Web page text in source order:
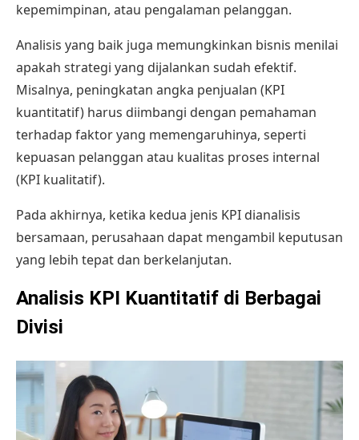
kepemimpinan, atau pengalaman pelanggan.
Analisis yang baik juga memungkinkan bisnis menilai
apakah strategi yang dijalankan sudah efektif.
Misalnya, peningkatan angka penjualan (KPI
kuantitatif) harus diimbangi dengan pemahaman
terhadap faktor yang memengaruhinya, seperti
kepuasan pelanggan atau kualitas proses internal
(KPI kualitatif).
Pada akhirnya, ketika kedua jenis KPI dianalisis
bersamaan, perusahaan dapat mengambil keputusan
yang lebih tepat dan berkelanjutan.
Analisis KPI Kuantitatif di Berbagai
Divisi